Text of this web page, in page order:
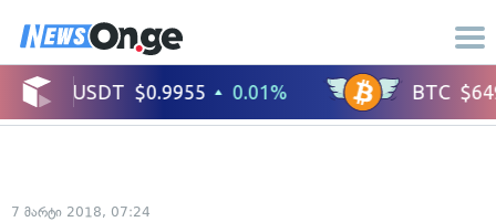
7 მარტი 2018, 07:24